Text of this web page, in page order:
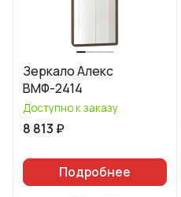
Зеркало Алекс
ВМФ-2414
Доступно к заказу
8 813 ₽
Подробнее